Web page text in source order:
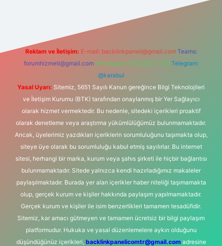
Reklam ve İletişim: E-mail: backlinkpaneli@gmail.com Teams:
forumhizmeti@gmail.com Whatsapp: 0262 606 0 726 Telegram:
@karabul
Yasal Uyarı: Sitemiz, 5651 Sayılı Kanun gereğince Bilgi Teknolojileri
ve İletişim Kurumu (BTK) tarafından onaylanmış bir Yer Sağlayıcı
olarak hizmet vermektedir. Bu nedenle, sitedeki içerikleri proaktif
olarak denetleme veya araştırma yükümlülüğümüz bulunmamaktadır.
Ancak, üyelerimiz yazdıkları içeriklerin sorumluluğunu taşımakta olup,
siteye üye olarak bu sorumluluğu kabul etmiş sayılırlar. Bu internet
sitesi, herhangi bir marka, kurum veya şahıs şirketi ile hiçbir bağlantısı
bulunmamaktadır. Sitede yalnızca kendi hazırladığımız makaleler
paylaşılmaktadır. Burada yer alan içerikler haber niteliği taşımamakta
olup, gerçek kurum ve kişiler hakkında paylaşım yapılmamaktadır.
Gerçek kurum ve kişiler ile isim benzerlikleri tamamen tesadüfidir.
Sitemiz, kar amacı gütmeyen ve tamamen ücretsiz bir bilgi paylaşım
platformudur. Hukuka ve yasal düzenlemelere aykırı olduğunu
düşündüğünüz içerikleri, backlinkpanelicomtr@gmail.comadresine